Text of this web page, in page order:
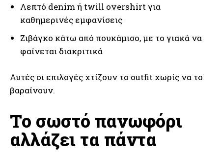
Λεπτό denim ή twill overshirt για
καθημερινές εμφανίσεις
Ζιβάγκο κάτω από πουκάμισο, με το γιακά να
φαίνεται διακριτικά
Αυτές οι επιλογές χτίζουν το outfit χωρίς να το
βαραίνουν.
Το σωστό πανωφόρι
αλλάζει τα πάντα